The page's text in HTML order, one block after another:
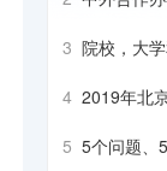
3 院校，大
4 2019年北
5 5个问题、